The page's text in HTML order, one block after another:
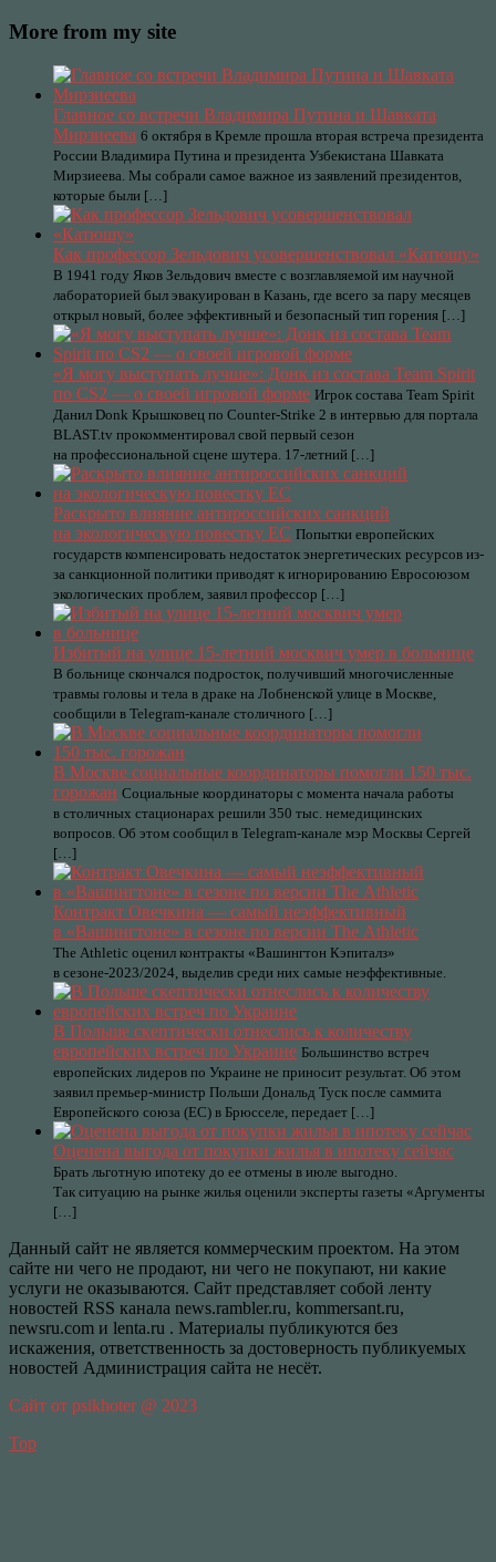
More from my site
Главное со встречи Владимира Путина и Шавката
Мирзиеева 6 октября в Кремле прошла вторая встреча президента
России Владимира Путина и президента Узбекистана Шавката
Мирзиеева. Мы собрали самое важное из заявлений президентов,
которые были […]
Как профессор Зельдович усовершенствовал «Катюшу»
В 1941 году Яков Зельдович вместе с возглавляемой им научной
лабораторией был эвакуирован в Казань, где всего за пару месяцев
открыл новый, более эффективный и безопасный тип горения […]
«Я могу выступать лучше»: Донк из состава Team Spirit
по CS2 — о своей игровой форме Игрок состава Team Spirit
Данил Donk Крышковец по Counter-Strike 2 в интервью для портала
BLAST.tv прокомментировал свой первый сезон
на профессиональной сцене шутера. 17-летний […]
Раскрыто влияние антироссийских санкций
на экологическую повестку ЕС Попытки европейских
государств компенсировать недостаток энергетических ресурсов из-
за санкционной политики приводят к игнорированию Евросоюзом
экологических проблем, заявил профессор […]
Избитый на улице 15-летний москвич умер в больнице
В больнице скончался подросток, получивший многочисленные
травмы головы и тела в драке на Лобненской улице в Москве,
сообщили в Telegram-канале столичного […]
В Москве социальные координаторы помогли 150 тыс.
горожан Социальные координаторы с момента начала работы
в столичных стационарах решили 350 тыс. немедицинских
вопросов. Об этом сообщил в Telegram-канале мэр Москвы Сергей
[…]
Контракт Овечкина — самый неэффективный
в «Вашингтоне» в сезоне по версии The Athletic
The Athletic оценил контракты «Вашингтон Кэпиталз»
в сезоне-2023/2024, выделив среди них самые неэффективные.
В Польше скептически отнеслись к количеству
европейских встреч по Украине Большинство встреч
европейских лидеров по Украине не приносит результат. Об этом
заявил премьер-министр Польши Дональд Туск после саммита
Европейского союза (ЕС) в Брюсселе, передает […]
Оценена выгода от покупки жилья в ипотеку сейчас
Брать льготную ипотеку до ее отмены в июле выгодно.
Так ситуацию на рынке жилья оценили эксперты газеты «Аргументы
[…]
Данный сайт не является коммерческим проектом. На этом
сайте ни чего не продают, ни чего не покупают, ни какие
услуги не оказываются. Сайт представляет собой ленту
новостей RSS канала news.rambler.ru, kommersant.ru,
newsru.com и lenta.ru . Материалы публикуются без
искажения, ответственность за достоверность публикуемых
новостей Администрация сайта не несёт.
Сайт от psikhoter @ 2023
Top